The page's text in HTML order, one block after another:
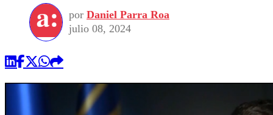
por Daniel Parra Roa
julio 08, 2024